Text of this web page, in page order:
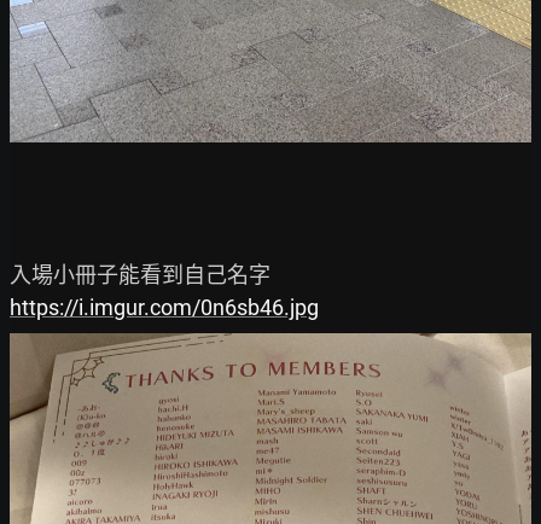
https://i.imgur.com/0n6sb46.jpg